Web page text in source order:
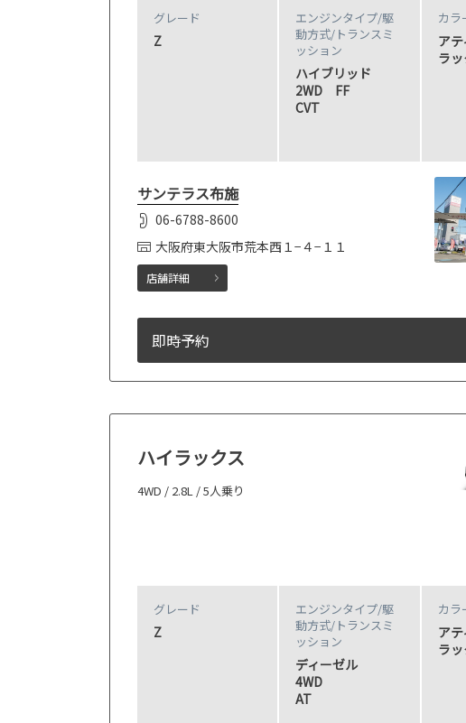
グレード
Z
エンジンタイプ/駆
動方式/ トランスミ
ッション
ハイブリッド
2WD FF
CVT
カラ
ア
ラ
サンテラス布施
06-6788-8600
大阪府東大阪市荒本西１−４−１１
店舗詳細
即時予約
ハイラックス
4WD / 2.8L / 5人乗り
グレード
Z
エンジンタイプ/駆
動方式/ トランスミ
ッション
ディーゼル
4WD
AT
カラ
ア
ラ